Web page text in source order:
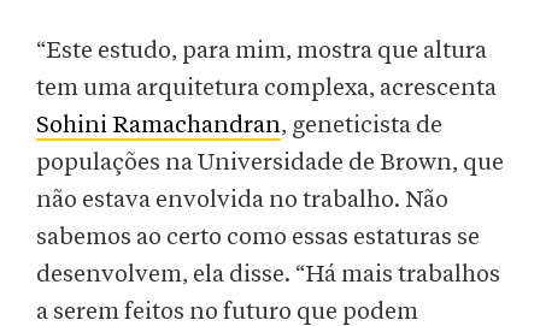
“Este estudo, para mim, mostra que altura
tem uma arquitetura complexa, acrescenta
Sohini Ramachandran, geneticista de
populações na Universidade de Brown, que
não estava envolvida no trabalho. Não
sabemos ao certo como essas estaturas se
desenvolvem, ela disse. “Há mais trabalhos
a serem feitos no futuro que podem